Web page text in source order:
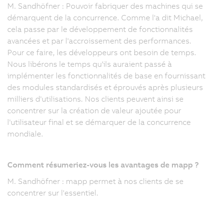
M. Sandhöfner : Pouvoir fabriquer des machines qui se
démarquent de la concurrence. Comme l'a dit Michael,
cela passe par le développement de fonctionnalités
avancées et par l'accroissement des performances.
Pour ce faire, les développeurs ont besoin de temps.
Nous libérons le temps qu'ils auraient passé à
implémenter les fonctionnalités de base en fournissant
des modules standardisés et éprouvés après plusieurs
milliers d'utilisations. Nos clients peuvent ainsi se
concentrer sur la création de valeur ajoutée pour
l'utilisateur final et se démarquer de la concurrence
mondiale.
Comment résumeriez-vous les avantages de mapp ?
M. Sandhöfner : mapp permet à nos clients de se
concentrer sur l'essentiel.